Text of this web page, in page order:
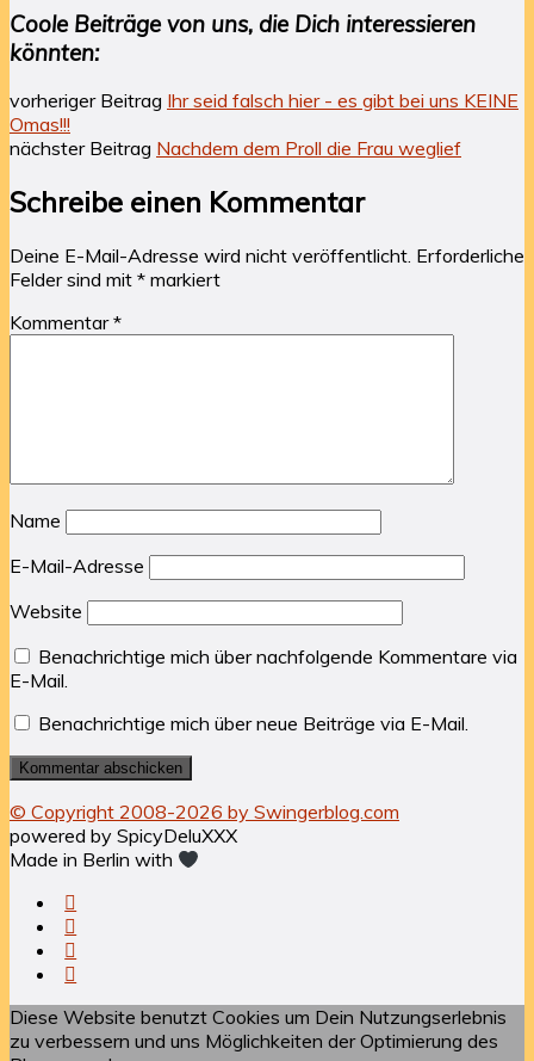
Coole Beiträge von uns, die Dich interessieren
könnten:
vorheriger Beitrag Ihr seid falsch hier - es gibt bei uns KEINE
Omas!!!
nächster Beitrag Nachdem dem Proll die Frau weglief
Schreibe einen Kommentar
Deine E-Mail-Adresse wird nicht veröffentlicht. Erforderliche
Felder sind mit * markiert
Kommentar*
Name
E-Mail-Adresse
Website
Benachrichtige mich über nachfolgende Kommentare via
E-Mail.
Benachrichtige mich über neue Beiträge via E-Mail.
© Copyright 2008-2026 by Swingerblog.com
powered by SpicyDeluXXX
Made in Berlin with
Diese Website benutzt Cookies um Dein Nutzungserlebnis
zu verbessern und uns Möglichkeiten der Optimierung des